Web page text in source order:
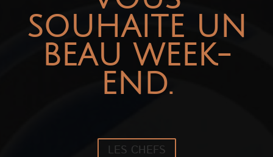
SOUHAITE UN
BEAU WEEK-
END.
LES CHEFS